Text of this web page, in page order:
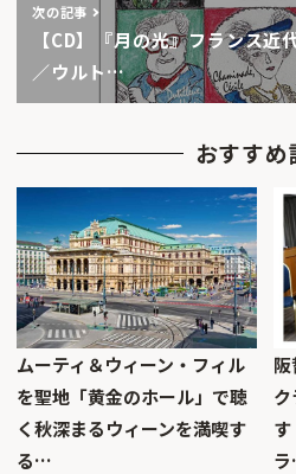
次の記事
【CD】『月の光』フランス近
／ウルト…
おすすめ
ムーティ＆ウィーン・フィル
を聖地「黄金のホール」で聴
く秋深まるウィーンを満喫す
る…